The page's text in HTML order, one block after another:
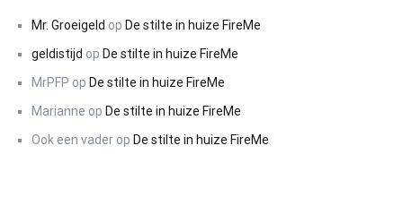
Mr. Groeigeld op De stilte in huize FireMe
geldistijd op De stilte in huize FireMe
MrPFP op De stilte in huize FireMe
Marianne op De stilte in huize FireMe
Ook een vader op De stilte in huize FireMe